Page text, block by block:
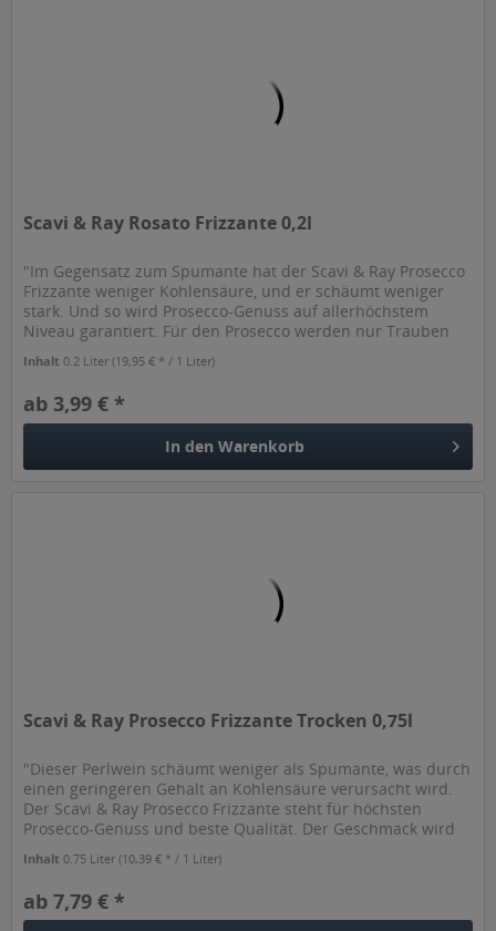
Scavi & Ray Rosato Frizzante 0,2l
"Im Gegensatz zum Spumante hat der Scavi & Ray Prosecco
Frizzante weniger Kohlensäure, und er schäumt weniger
stark. Und so wird Prosecco-Genuss auf allerhöchstem
Niveau garantiert. Für den Prosecco werden nur Trauben
Inhalt0.2 Liter(19,95 € * / 1 Liter)
ab 3,99 € *
In den Warenkorb
Scavi & Ray Prosecco Frizzante Trocken 0,75l
"Dieser Perlwein schäumt weniger als Spumante, was durch
einen geringeren Gehalt an Kohlensäure verursacht wird.
Der Scavi & Ray Prosecco Frizzante steht für höchsten
Prosecco-Genuss und beste Qualität. Der Geschmack wird
Inhalt0.75 Liter(10,39 € * / 1 Liter)
ab 7,79 € *